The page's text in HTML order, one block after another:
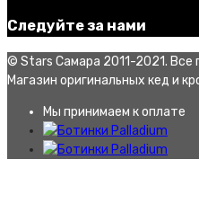
Следуйте за нами
© Stars Самара 2011-2021. Все
Магазин оригинальных кед и
Мы принимаем к оплате